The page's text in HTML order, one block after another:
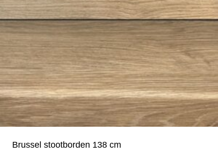
Brussel stootborden 138 cm